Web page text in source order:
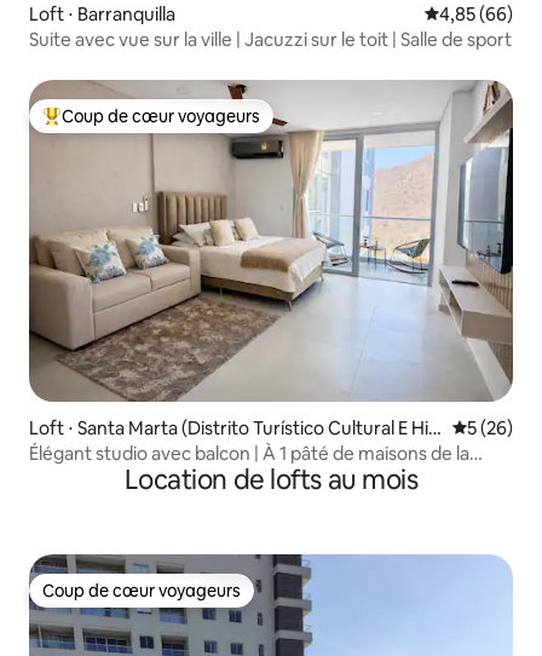
Loft ⋅ Barranquilla Évaluation
4,85 (66)
Suite avec vue sur la ville | Jacuzzi sur le toit | Salle de sport
Coups de cœur voyageurs les plus appréciés
Coup de cœur voyageurs
Loft ⋅ Santa Marta (Distrito Turístico Cultural E His
tórico)
5 (26)
Élégant studio avec balcon | À 1 pâté de maisons de la
Location de lofts au mois
Coup de cœur voyageurs
Coup de cœur voyageurs